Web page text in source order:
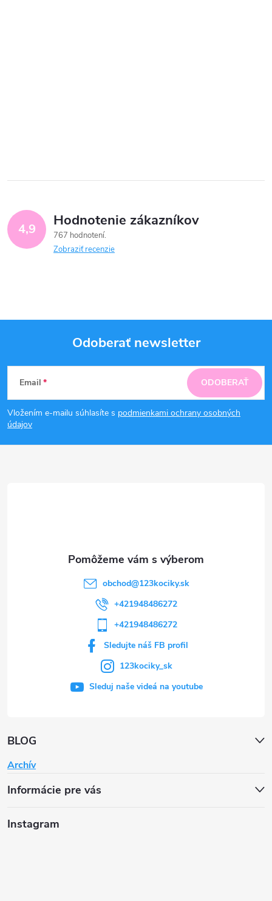
4,9 Hodnotenie zákazníkov
767 hodnotení
Zobraziť recenzie
Z
á
p
Odoberať newsletter
Email
Vložením e-mailu súhlasíte s podmienkami ochrany osobných
údajov
ODOBERAŤ
BLOG
Archív
Informácie pre vás
obchod@123kociky.sk
+421948486272
+421948486272
Sledujte náš FB profil
123kociky_sk
Sleduj naše videá na youtube
Instagram